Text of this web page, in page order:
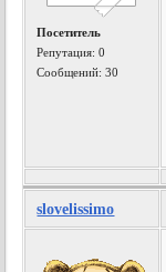
Посетитель
Репутация:0
Сообщений: 30
slovelissimo